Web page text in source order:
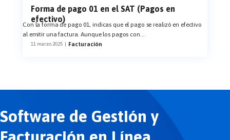
Forma de pago 01 en el SAT (Pagos en
efectivo)
Con la forma de pago 01, indicas que el pago se realizó en efectivo
al emitir una factura. Aunque los pagos con
11 marzo 2025 | Facturación
Software de Gestión y